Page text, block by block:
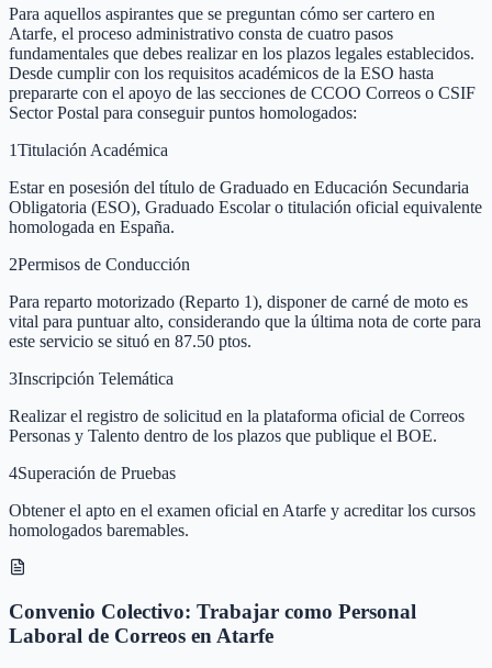
Para aquellos aspirantes que se preguntan cómo ser cartero en
Atarfe, el proceso administrativo consta de cuatro pasos
fundamentales que debes realizar en los plazos legales establecidos.
Desde cumplir con los requisitos académicos de la ESO hasta
prepararte con el apoyo de las secciones de CCOO Correos o CSIF
Sector Postal para conseguir puntos homologados:
1Titulación Académica
Estar en posesión del título de Graduado en Educación Secundaria
Obligatoria (ESO), Graduado Escolar o titulación oficial equivalente
homologada en España.
2Permisos de Conducción
Para reparto motorizado (Reparto 1), disponer de carné de moto es
vital para puntuar alto, considerando que la última nota de corte para
este servicio se situó en 87.50 ptos.
3Inscripción Telemática
Realizar el registro de solicitud en la plataforma oficial de Correos
Personas y Talento dentro de los plazos que publique el BOE.
4Superación de Pruebas
Obtener el apto en el examen oficial en Atarfe y acreditar los cursos
homologados baremables.
Convenio Colectivo: Trabajar como Personal
Laboral de Correos en Atarfe